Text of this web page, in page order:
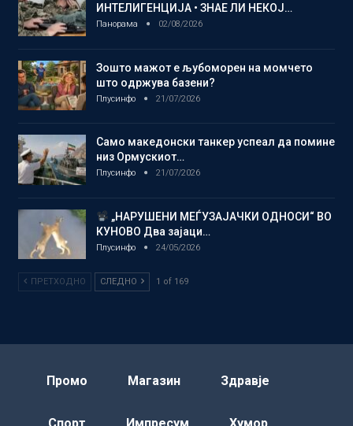
ИНТЕЛИГЕНЦИЈА • ЗНАЕ ЛИ НЕКОЈ…
Панорама 02/08/2026
Зошто мажот е љубоморен на момчето
што одржува базени?
Плусинфо 21/07/2026
Само македонски танкер успеал да помине
низ Ормускиот…
Плусинфо 21/07/2026
„НАРУШЕНИ МЕЃУЗАЈАЧКИ ОДНОСИ“ ВО
КУНОВО Два зајаци…
Плусинфо 24/05/2026
ПРЕТХОДНО СЛЕДНО 1 of 169
Промо Магазин Здравје